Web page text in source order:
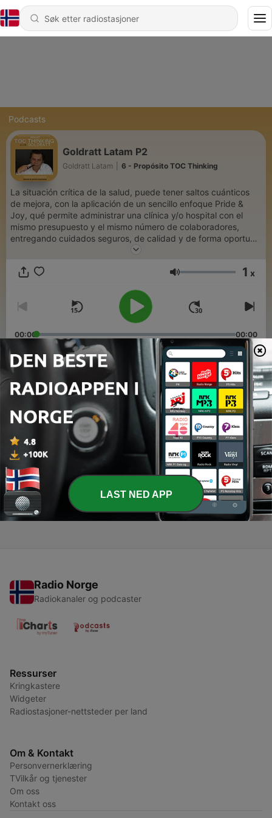
Podcasts
Goldratt Latam P2
Goldratt Latam 6 - Propósito TOC Thinking
La situación crítica de la salud, puede tener saltos cuánticos
de mejora, con la aplicación de un sencillo enfoque Pride &
Joy, qué permite administrar una clínica y/o hospital con el
mismo presupuesto y el mismo número de colaboradores,
entregando cuidados seguros, de calidad y de forma oportuna
los paciente. Enfoque único y total en el paciente.
Volum 1 x
00:00 00:00
Episoder
6 - Propósito TOC Thinking
21 juni 2018
5 - Retail en América Latina
4 - Cómo vencer la situación critica de Salud con TOC
18 juni 2018
Radio Norge
Radiokanaler og podcaster
Ressurser
Kringkastere
Widgeter
Radiostasjoner-nettsteder per land
Om & Kontakt
Personvernerklæring
TVilkår og tjenester
Om oss
Kontakt oss
LAST NED APP